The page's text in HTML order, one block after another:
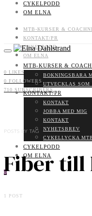
CYKELPODD
OM ELNA
MTB-KURSER &
KONTAKT/PR
CYKELPODD
OM ELNA
0 LIKES
0 FOLLOWERS
710 SUBSCRIBERS
MTB-KURSER &
BOKNINGSBARA
UTVECKLAS
KONTAKT/PR
KONTAKT
JOBBA MED MIG
KONTAKT
NYHETSBREV
CYKELLYCKA
CYKELPODD
OM ELNA
0
POSTS BY TAG
Fiber till
1 POST